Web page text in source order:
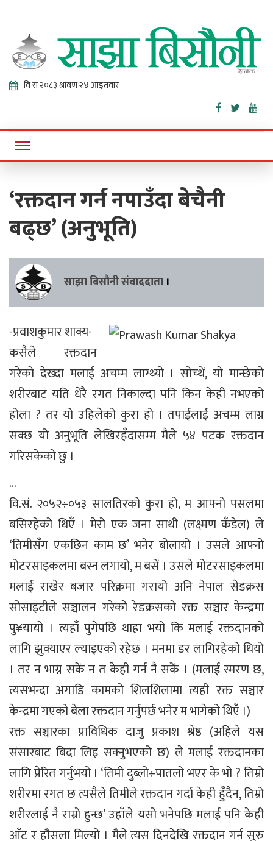
Sajha
Bisaunee
Online News Portal
‘रक्तदान गर्न नपाउँदा बेचैनी
बढ्छ’ (अनुभूति)
साझा बिसौनी संवाददाता ।
-प्रवाशकुमार शाक्य-
कसैले रक्तदान
गरेको देख्दा मलाई अचम्म लाग्थ्यो । सोच्थें, यो मान्छेको
शरीरबाट यति धेरै रगत निकाल्दा पनि किन केही नभएको
होला ? तर यो उहिलेको कुरा हो । तपाईंलाई अचम्म लाग्न
सक्छ यो अनुभूति लेखिरहँदासम्म मैले ५४ पटक रक्तदान
गरिसकेको छु ।
…
वि.सं. २०५२÷०५३ सालतिरको कुरा हो, म आफ्नो पसलमा
बसिरहेको थिएँ । मेरो एक जना साथी (लक्ष्मण कँडेल) ले
‘तिमीसँग एकछिन काम छ’ भनेर बोलायो । उसले आफ्नो
मोटरसाइकलमा बस्न लगायो, म बसें । उसले मोटरसाइकलमा
मलाई राखेर बजार परिक्रमा गरायो अनि नेपाल सेडक्रस
सोसाइटीले सञ्चालन गरेको रेडक्रसको रक्त सञ्चार केन्द्रमा
पु¥यायो । त्यहाँ पुगेपछि थाहा भयो कि मलाई रक्तदानको
लागि झुक्याएर ल्याइएको रहेछ । मनमा डर लागिरहेको थियो
। तर न भाग्न सकें न त केही गर्न नै सकें । (मलाई स्मरण छ,
त्यसभन्दा अगाडि कामको शिलशिलामा त्यही रक्त सञ्चार
केन्द्रमा गएको बेला रक्तदान गर्नुपर्छ भनेर म भागेको थिएँ ।)
रक्त सञ्चारका प्राविधिक दाजु प्रकाश श्रेष्ठ (अहिले यस
संसारबाट बिदा लिइ सक्नुभएको छ) ले मलाई रक्तदानका
लागि प्रेरित गर्नुभयो । ‘तिमी दुब्लो÷पातलो भएर के भो ? तिम्रो
शरीरमा रगत छ त्यसैले तिमीले रक्तदान गर्दा केही हुँदैन, तिम्रो
शरीरलाई नै राम्रो हुन्छ’ उहाँले यसो भनेपछि मलाई पनि केही
आँट र हौसला मिल्यो । मैले त्यस दिनदेखि रक्तदान गर्न सुरु